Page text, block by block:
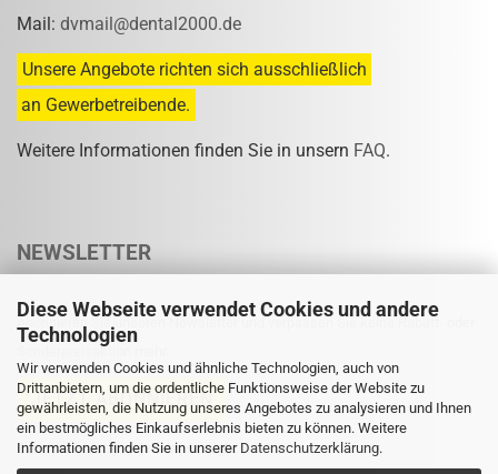
Diese Webseite verwendet Cookies und andere
Technologien
Wir verwenden Cookies und ähnliche Technologien, auch von
Drittanbietern, um die ordentliche Funktionsweise der Website zu
gewährleisten, die Nutzung unseres Angebotes zu analysieren und Ihnen
ein bestmögliches Einkaufserlebnis bieten zu können. Weitere
Informationen finden Sie in unserer Datenschutzerklärung.
Mail: dvmail@dental2000.de
Unsere Angebote richten sich ausschließlich
an Gewerbetreibende.
Weitere Informationen finden Sie in unsern FAQ.
NEWSLETTER
Abonnieren Sie unseren Newsletter und verpassen Sie keine Rabatt- oder
Sonderpreisaktion mehr.
Eine Abmeldung ist jederzeit möglich.